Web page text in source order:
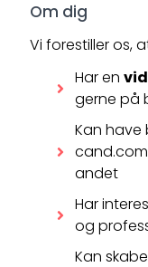
Om dig
Vi forestiller os,
Har en
gerne på
Kan have
andet
Har
og
Kan skabe